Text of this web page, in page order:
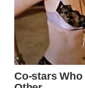
CO ID
WAHANANEWS
NET
WAHANA